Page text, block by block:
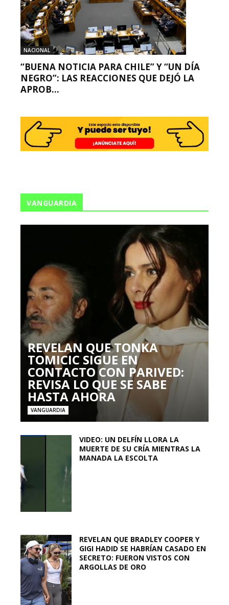
NACIONAL
“BUENA NOTICIA PARA CHILE” Y “UN DÍA
NEGRO”: LAS REACCIONES QUE DEJÓ LA
APROB...
VANGUARDIA
REVELAN QUE TONKA
TOMICIC SIGUE EN
CONTACTO CON PARIVED:
REVISA LO QUE SE SABE
HASTA AHORA
VANGUARDIA
VIDEO: UN DELFÍN LLORA LA
MUERTE DE SU CRÍA MIENTRAS LA
MANADA LA ESCOLTA
REVELAN QUE BRADLEY COOPER Y
GIGI HADID SE HABRÍAN CASADO EN
SECRETO: FUERON VISTOS CON
ARGOLLAS DE ORO